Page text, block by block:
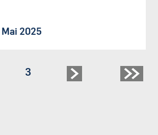
2025
Seite
3